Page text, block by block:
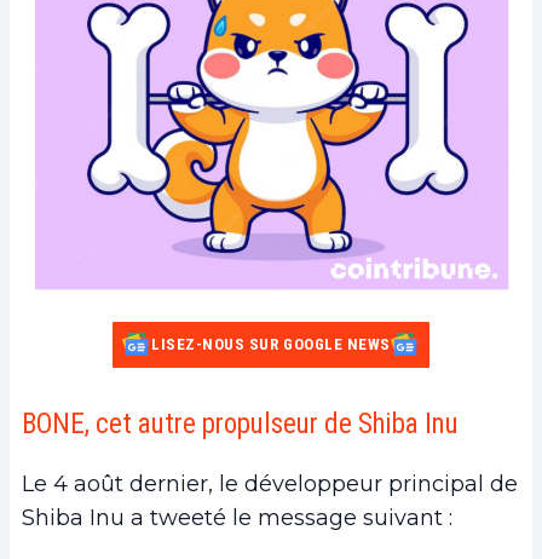
LISEZ-NOUS SUR GOOGLE NEWS
BONE, cet autre propulseur de Shiba Inu
Le 4 août dernier, le développeur principal de
Shiba Inu a tweeté le message suivant :